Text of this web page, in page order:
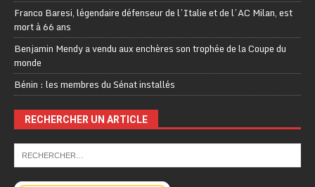
Franco Baresi, légendaire défenseur de l’Italie et de l’AC Milan, est
mort à 66 ans
Benjamin Mendy a vendu aux enchères son trophée de la Coupe du
monde
Bénin : les membres du Sénat installés
RECHERCHER UN ARTICLE